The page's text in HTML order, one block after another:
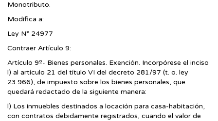
Monotributo.
Modifica a:
Ley N° 24977
Contraer Artículo 9:
Artículo 9º- Bienes personales. Exención. Incorpórese el inciso
l) al artículo 21 del título VI del decreto 281/97 (t. o. ley
23.966), de impuesto sobre los bienes personales, que
quedará redactado de la siguiente manera:
l) Los inmuebles destinados a locación para casa-habitación,
con contratos debidamente registrados, cuando el valor de